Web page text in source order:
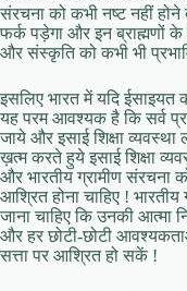
संरचना को कभी नष्ट नहीं
फर्क पड़ेगा और इन ब्राह्मणों
और संस्कृति को कभी भी
इसलिए भारत में यदि ईसाइयत
यह परम आवश्यक है कि सर्व
जाये और इसाई शिक्षा व्यवस्था
ख़त्म करते हुये इसाई शिक्षा
और भारतीय ग्रामीण संरचना
आश्रित होना चाहिए !
जाना चाहिए कि उनकी आत्मा
और हर छोटी-छोटी
सत्ता पर आश्रित हो सकें !